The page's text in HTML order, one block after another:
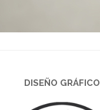
DISEÑO GRÁFICO